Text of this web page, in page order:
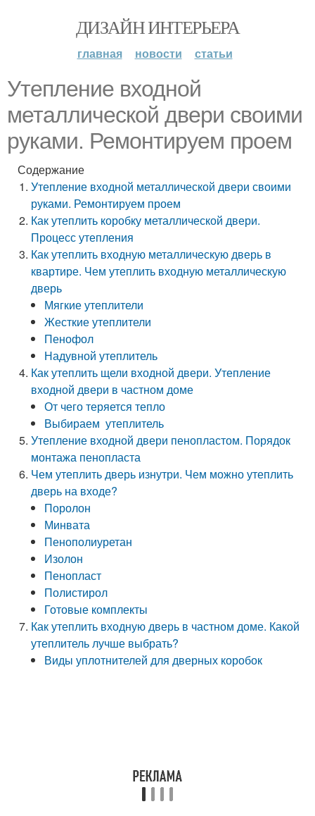
ДИЗАЙН ИНТЕРЬЕРА
главная новости статьи
Утепление входной
металлической двери своими
руками. Ремонтируем проем
Содержание
Утепление входной металлической двери своими
руками. Ремонтируем проем
Как утеплить коробку металлической двери.
Процесс утепления
Как утеплить входную металлическую дверь в
квартире. Чем утеплить входную металлическую
дверь
Мягкие утеплители
Жесткие утеплители
Пенофол
Надувной утеплитель
Как утеплить щели входной двери. Утепление
входной двери в частном доме
От чего теряется тепло
Выбираем утеплитель
Утепление входной двери пенопластом. Порядок
монтажа пенопласта
Чем утеплить дверь изнутри. Чем можно утеплить
дверь на входе?
Поролон
Минвата
Пенополиуретан
Изолон
Пенопласт
Полистирол
Готовые комплекты
Как утеплить входную дверь в частном доме. Какой
утеплитель лучше выбрать?
Виды уплотнителей для дверных коробок